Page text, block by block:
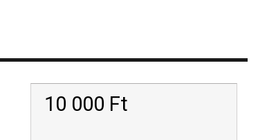
10 000 Ft‎